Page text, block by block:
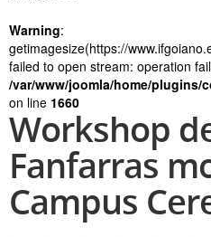
Warning:
getimagesize(https://
failed to open stream: operation
/var/www/joomla/home/
on line 1660
Workshop
Fanfarras
Campus